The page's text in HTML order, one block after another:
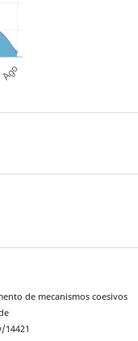
de mecanismos coesivos